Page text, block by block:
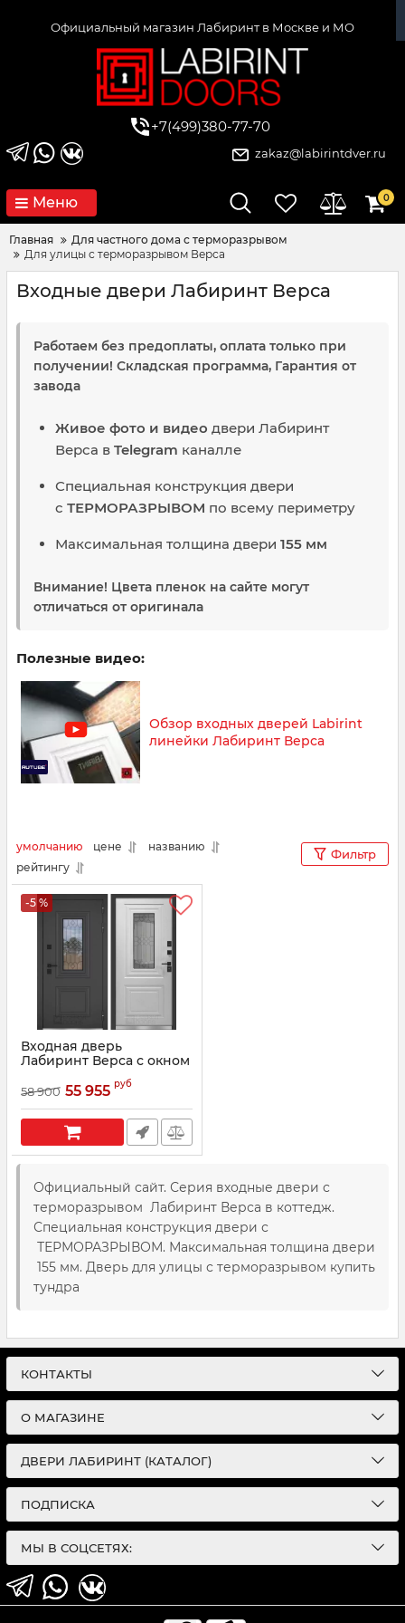
Официальный магазин Лабиринт в Москве и МО
+7(499)380-77-70
zakaz@labirintdver.ru
Меню 0
Главная
Для частного дома с терморазрывом
Для улицы с терморазрывом Верса
Входные двери Лабиринт Верса
Работаем без предоплаты, оплата только при
получении! Складская программа, Гарантия от
завода
Живое фото и видео двери Лабиринт
Верса в Telegram каналле
Специальная конструкция двери
с ТЕРМОРАЗРЫВОМ по всему периметру
Максимальная толщина двери 155 мм
Внимание! Цвета пленок на сайте могут
отличаться от оригинала
Полезные видео:
Обзор входных дверей Labirint
линейки Лабиринт Верса
умолчанию цене
названию
рейтингу
Фильтр
-5 %
Входная дверь
Лабиринт Верса с окном
терморазрывом
Артикул: 003391
58 900 55 955 руб
Официальный сайт. Серия входные двери с
терморазрывом Лабиринт Верса в коттедж.
Специальная конструкция двери с
ТЕРМОРАЗРЫВОМ. Максимальная толщина двери
155 мм. Дверь для улицы с терморазрывом купить
тундра
КОНТАКТЫ
О МАГАЗИНЕ
ДВЕРИ ЛАБИРИНТ (КАТАЛОГ)
ПОДПИСКА
МЫ В СОЦСЕТЯХ: